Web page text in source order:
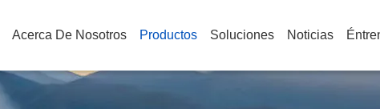
Acerca De Nosotros Productos Soluciones Noticias